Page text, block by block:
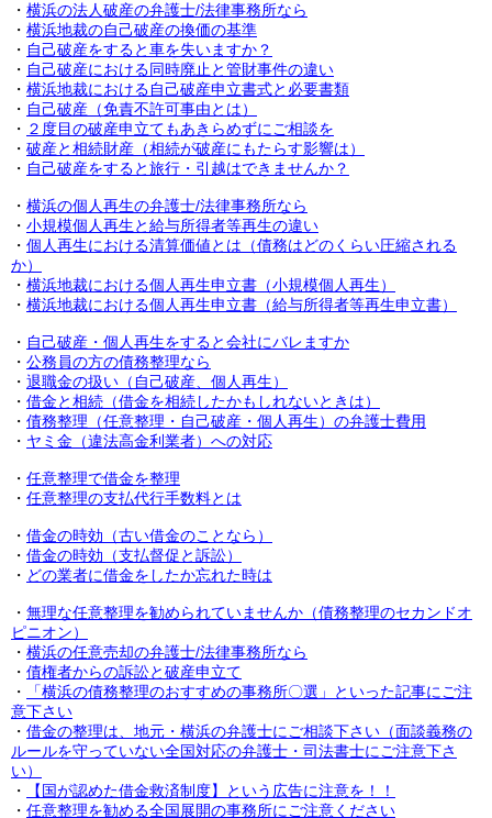
・ 横浜の法人破産の弁護士/法律事務所なら
・ 横浜地裁の自己破産の換価の基準
・ 自己破産をすると車を失いますか？
・ 自己破産における同時廃止と管財事件の違い
・ 横浜地裁における自己破産申立書式と必要書類
・ 自己破産（免責不許可事由とは）
・ ２度目の破産申立てもあきらめずにご相談を
・ 破産と相続財産（相続が破産にもたらす影響は）
・ 自己破産をすると旅行・引越はできませんか？
・ 横浜の個人再生の弁護士/法律事務所なら
・ 小規模個人再生と給与所得者等再生の違い
・ 個人再生における清算価値とは（債務はどのくらい圧縮される
か）
・ 横浜地裁における個人再生申立書（小規模個人再生）
・ 横浜地裁における個人再生申立書（給与所得者等再生申立書）
・ 自己破産・個人再生をすると会社にバレますか
・ 公務員の方の債務整理なら
・ 退職金の扱い（自己破産、個人再生）
・ 借金と相続（借金を相続したかもしれないときは）
・ 債務整理（任意整理・自己破産・個人再生）の弁護士費用
・ ヤミ金（違法高金利業者）への対応
・ 任意整理で借金を整理
・ 任意整理の支払代行手数料とは
・ 借金の時効（古い借金のことなら）
・ 借金の時効（支払督促と訴訟）
・ どの業者に借金をしたか忘れた時は
・ 無理な任意整理を勧められていませんか（債務整理のセカンドオ
ピニオン）
・ 横浜の任意売却の弁護士/法律事務所なら
・ 債権者からの訴訟と破産申立て
・
「横浜の債務整理のおすすめの事務所〇選」といった記事にご注
意下さい
・ 借金の整理は、地元・横浜の弁護士にご相談下さい（面談義務の
ルールを守っていない全国対応の弁護士・司法書士にご注意下さ
い）
・
【国が認めた借金救済制度】という広告に注意を！！
・ 任意整理を勧める全国展開の事務所にご注意ください